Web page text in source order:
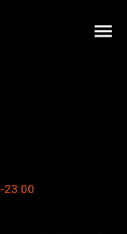
-23:00